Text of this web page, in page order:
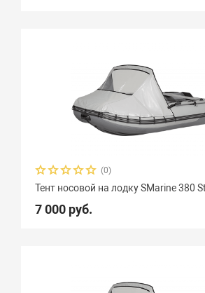
(0)
Тент носовой на лодку SMarine 380
7 000 руб.